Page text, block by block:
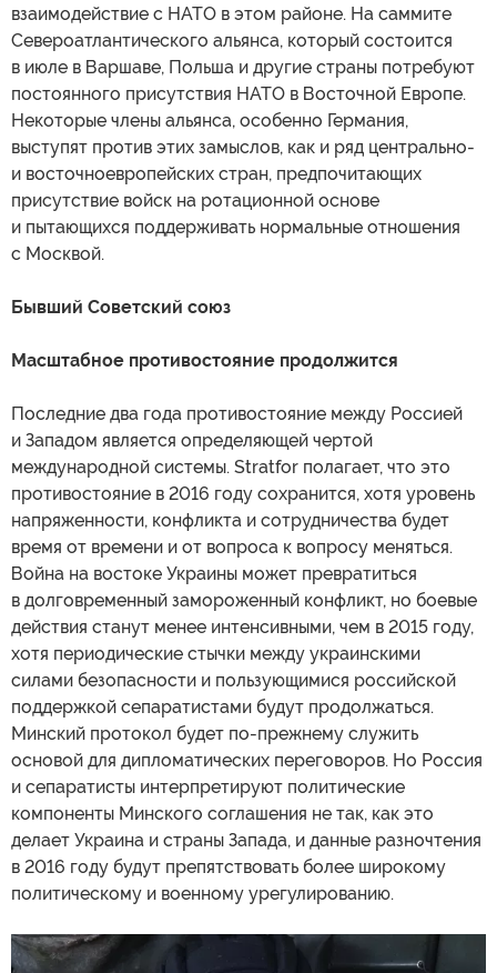
взаимодействие с НАТО в этом районе. На саммите
Североатлантического альянса, который состоится
в июле в Варшаве, Польша и другие страны потребуют
постоянного присутствия НАТО в Восточной Европе.
Некоторые члены альянса, особенно Германия,
выступят против этих замыслов, как и ряд центрально-
и восточноевропейских стран, предпочитающих
присутствие войск на ротационной основе
и пытающихся поддерживать нормальные отношения
с Москвой.
Бывший Советский союз
Масштабное противостояние продолжится
Последние два года противостояние между Россией
и Западом является определяющей чертой
международной системы. Stratfor полагает, что это
противостояние в 2016 году сохранится, хотя уровень
напряженности, конфликта и сотрудничества будет
время от времени и от вопроса к вопросу меняться.
Война на востоке Украины может превратиться
в долговременный замороженный конфликт, но боевые
действия станут менее интенсивными, чем в 2015 году,
хотя периодические стычки между украинскими
силами безопасности и пользующимися российской
поддержкой сепаратистами будут продолжаться.
Минский протокол будет по-прежнему служить
основой для дипломатических переговоров. Но Россия
и сепаратисты интерпретируют политические
компоненты Минского соглашения не так, как это
делает Украина и страны Запада, и данные разночтения
в 2016 году будут препятствовать более широкому
политическому и военному урегулированию.